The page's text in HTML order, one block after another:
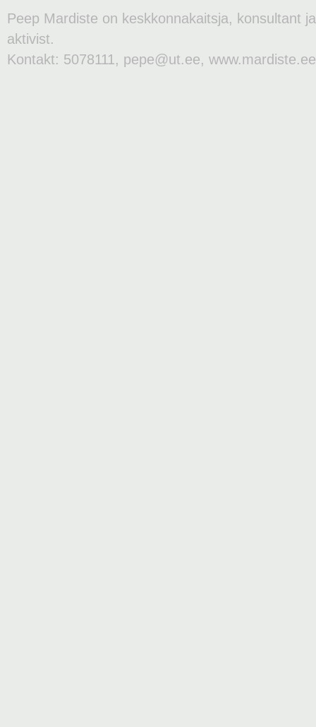
Peep Mardiste on keskkonnakaitsja, konsultant
aktivist.
Kontakt: 5078111, pepe@ut.ee, www.mardiste.ee